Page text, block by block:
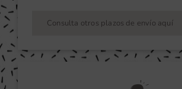
Consulta otros plazos de envío aquí